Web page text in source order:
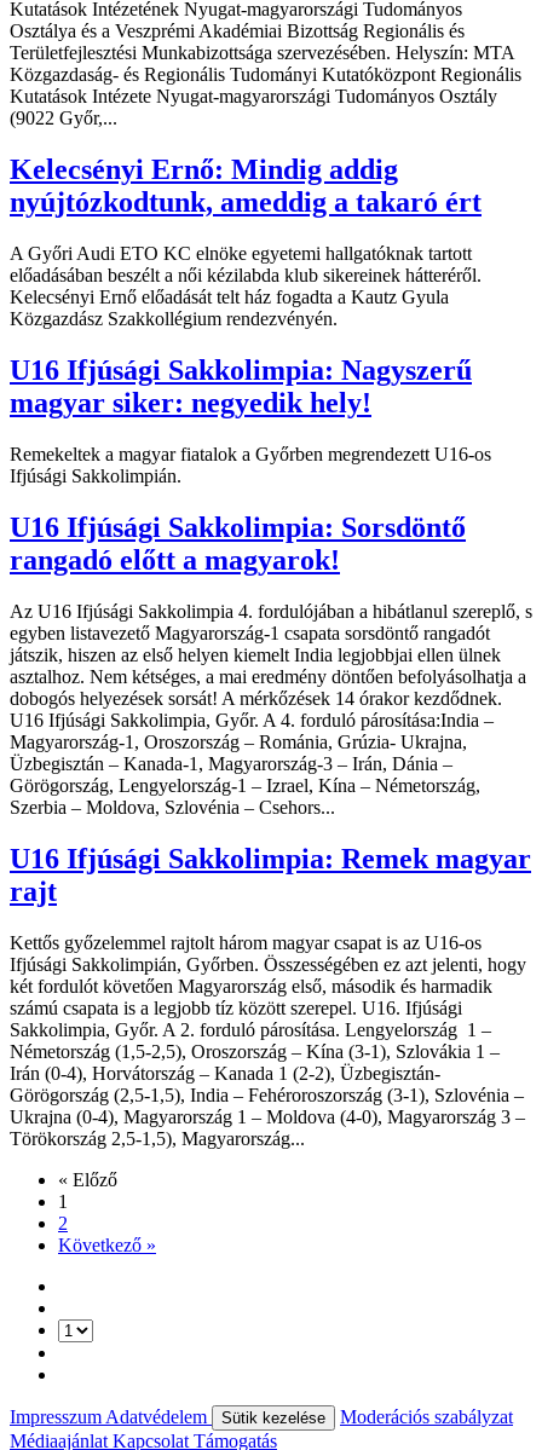
Kutatások Intézetének Nyugat-magyarországi Tudományos
Osztálya és a Veszprémi Akadémiai Bizottság Regionális és
Területfejlesztési Munkabizottsága szervezésében. Helyszín: MTA
Közgazdaság- és Regionális Tudományi Kutatóközpont Regionális
Kutatások Intézete Nyugat-magyarországi Tudományos Osztály
(9022 Győr,...
Kelecsényi Ernő: Mindig addig
nyújtózkodtunk, ameddig a takaró ért
A Győri Audi ETO KC elnöke egyetemi hallgatóknak tartott
előadásában beszélt a női kézilabda klub sikereinek hátteréről.
Kelecsényi Ernő előadását telt ház fogadta a Kautz Gyula
Közgazdász Szakkollégium rendezvényén.
U16 Ifjúsági Sakkolimpia: Nagyszerű
magyar siker: negyedik hely!
Remekeltek a magyar fiatalok a Győrben megrendezett U16-os
Ifjúsági Sakkolimpián.
U16 Ifjúsági Sakkolimpia: Sorsdöntő
rangadó előtt a magyarok!
Az U16 Ifjúsági Sakkolimpia 4. fordulójában a hibátlanul szereplő, s
egyben listavezető Magyarország-1 csapata sorsdöntő rangadót
játszik, hiszen az első helyen kiemelt India legjobbjai ellen ülnek
asztalhoz. Nem kétséges, a mai eredmény döntően befolyásolhatja a
dobogós helyezések sorsát! A mérkőzések 14 órakor kezdődnek.
U16 Ifjúsági Sakkolimpia, Győr. A 4. forduló párosítása:India –
Magyarország-1, Oroszország – Románia, Grúzia- Ukrajna,
Üzbegisztán – Kanada-1, Magyarország-3 – Irán, Dánia –
Görögország, Lengyelország-1 – Izrael, Kína – Németország,
Szerbia – Moldova, Szlovénia – Csehors...
U16 Ifjúsági Sakkolimpia: Remek magyar
rajt
Kettős győzelemmel rajtolt három magyar csapat is az U16-os
Ifjúsági Sakkolimpián, Győrben. Összességében ez azt jelenti, hogy
két fordulót követően Magyarország első, második és harmadik
számú csapata is a legjobb tíz között szerepel. U16. Ifjúsági
Sakkolimpia, Győr. A 2. forduló párosítása. Lengyelország 1 –
Németország (1,5-2,5), Oroszország – Kína (3-1), Szlovákia 1 –
Irán (0-4), Horvátország – Kanada 1 (2-2), Üzbegisztán-
Görögország (2,5-1,5), India – Fehéroroszország (3-1), Szlovénia –
Ukrajna (0-4), Magyarország 1 – Moldova (4-0), Magyarország 3 –
Törökország 2,5-1,5), Magyarország...
« Előző
1
2
Következő »
Impresszum Adatvédelem Sütik kezelése
Moderációs szabályzat
Médiaajánlat Kapcsolat Támogatás